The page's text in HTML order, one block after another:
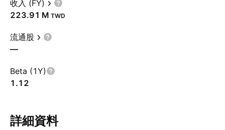
收入 (FY)
‪223.91 M‬ TWD
流通股
—
Beta (1Y)
1.12
詳細資料